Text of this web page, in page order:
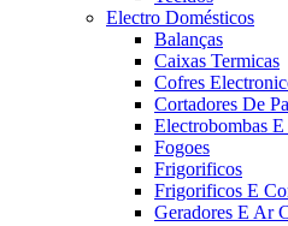
Electro Domésticos
Balanças
Caixas Termicas
Cofres
Cortadores De
Electrobombas
Fogoes
Frigorificos
Frigorificos E
Geradores E Ar